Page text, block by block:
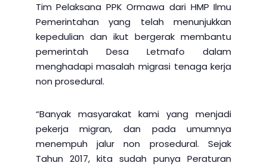
Tim Pelaksana PPK Ormawa dari HMP Ilmu
Pemerintahan yang telah menunjukkan
kepedulian dan ikut bergerak membantu
pemerintah Desa Letmafo dalam
menghadapi masalah migrasi tenaga kerja
non prosedural.
“Banyak masyarakat kami yang menjadi
pekerja migran, dan pada umumnya
menempuh jalur non prosedural. Sejak
Tahun 2017, kita sudah punya Peraturan